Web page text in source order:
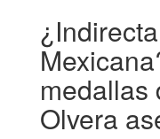
medallas
Olvera